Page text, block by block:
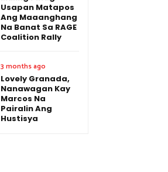
Usapan Matapos
Ang Maaanghang
Na Banat Sa RAGE
Coalition Rally
3 months ago
Lovely Granada,
Nanawagan Kay
Marcos Na
Pairalin Ang
Hustisya